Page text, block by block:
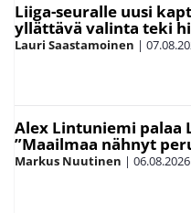
Liiga-seuralle uusi
yllättävä valinta teki
Lauri Saastamoinen |
Alex Lintuniemi palaa
”Maailmaa nähnyt
Markus Nuutinen | 06.08.2026